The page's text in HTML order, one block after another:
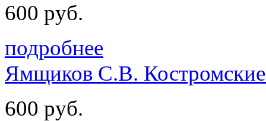
600 руб.
подробнее
Ямщиков С.В.
600 руб.